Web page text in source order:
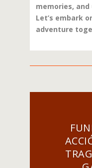
memories,
Let’s embark
adventure